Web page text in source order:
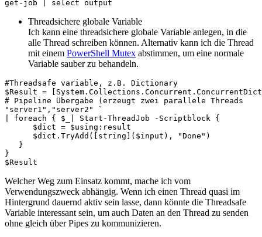
get-job | select output
Threadsichere globale Variable
Ich kann eine threadsichere globale Variable anlegen, in die
alle Thread schreiben können. Alternativ kann ich die Thread
mit einem PowerShell Mutex abstimmen, um eine normale
Variable sauber zu behandeln.
#Threadsafe variable, z.B. Dictionary
$Result =
# Pipeline Übergabe (erzeugt zwei parallele Threads
"server1","server2" `
| foreach { $_| Start-ThreadJob -Scriptblock {
      $dict = $using:result
      $dict.TryAdd([string]($input), "Done")
   }
}
$Result
Welcher Weg zum Einsatz kommt, mache ich vom
Verwendungszweck abhängig. Wenn ich einen Thread quasi im
Hintergrund dauernd aktiv sein lasse, dann könnte die Threadsafe
Variable interessant sein, um auch Daten an den Thread zu senden
ohne gleich über Pipes zu kommunizieren.